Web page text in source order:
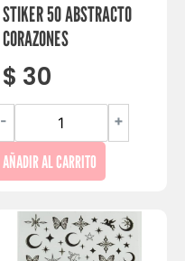
STIKER 50 ABSTRACTO
CORAZONES
$ 30
- +
AÑADIR AL CARRITO